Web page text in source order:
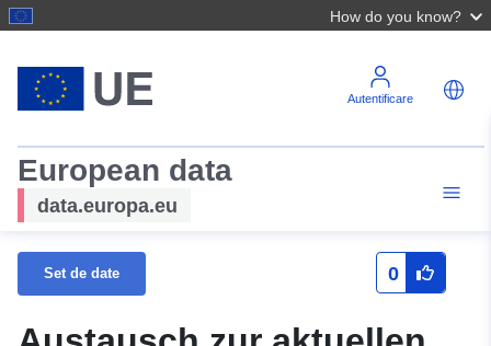
How do you know?
Autentificare
European data
data.europa.eu
Set de date 0